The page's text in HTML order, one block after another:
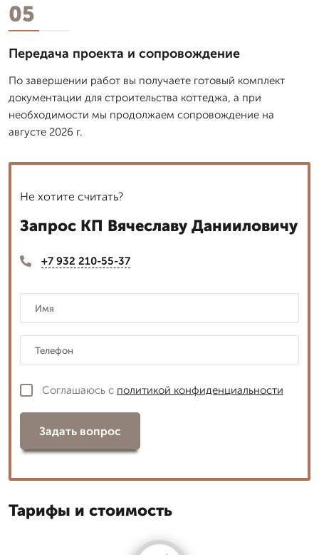
05
Передача проекта и сопровождение
По завершении работ вы получаете готовый комплект
документации для строительства коттеджа, а при
необходимости мы продолжаем сопровождение на
августе 2026 г.
Не хотите считать?
Запрос КП Вячеславу Данииловичу
+7 932 210-55-37
Соглашаюсь с политикой конфиденциальности
Задать вопрос
Тарифы и стоимость